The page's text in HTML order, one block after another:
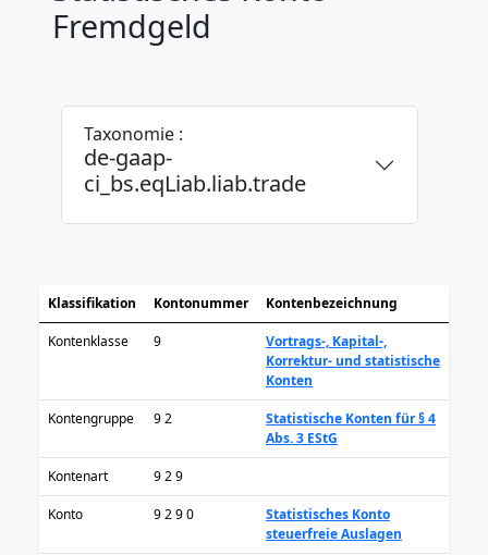
Fremdgeld
Taxonomie :
de-gaap-
ci_bs.eqLiab.liab.trade
Klassifikation Kontonummer Kontenbezeichnung
Kontenklasse 9
Vortrags-, Kapital-,
Korrektur- und statistische
Konten
Kontengruppe 9 2
Statistische Konten für § 4
Abs. 3 EStG
Kontenart 9 2 9
Konto 9 2 9 0
Statistisches Konto
steuerfreie Auslagen